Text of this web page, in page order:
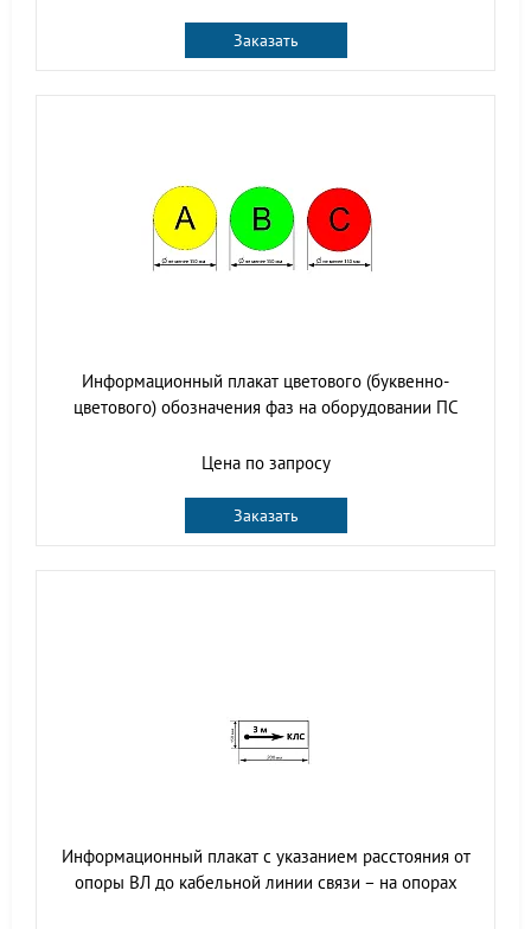
Заказать
Информационный плакат цветового (буквенно-
цветового) обозначения фаз на оборудовании ПС
Цена по запросу
Заказать
Информационный плакат с указанием расстояния от
опоры ВЛ до кабельной линии связи – на опорах